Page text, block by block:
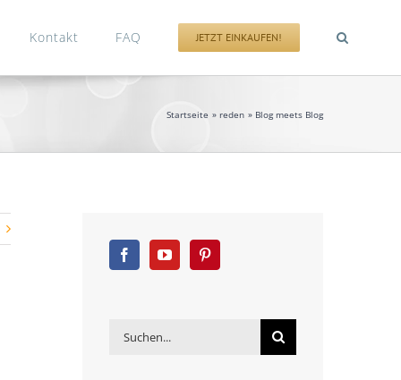
Kontakt FAQ JETZT EINKAUFEN!
Startseite reden Blog meets Blog
Suche